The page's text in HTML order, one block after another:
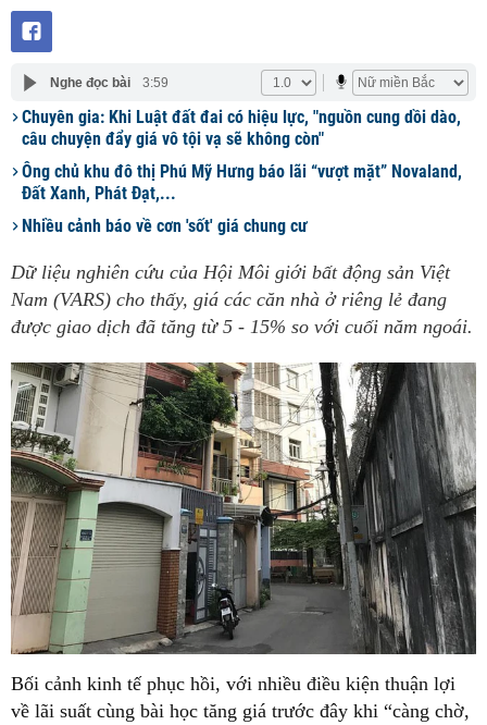
Nghe đọc bài 3:59
Chuyên gia: Khi Luật đất đai có hiệu lực, "nguồn cung dồi dào,
câu chuyện đẩy giá vô tội vạ sẽ không còn"
Ông chủ khu đô thị Phú Mỹ Hưng báo lãi “vượt mặt” Novaland,
Đất Xanh, Phát Đạt,...
Nhiều cảnh báo về cơn 'sốt' giá chung cư
Dữ liệu nghiên cứu của Hội Môi giới bất động sản Việt
Nam (VARS) cho thấy, giá các căn nhà ở riêng lẻ đang
được giao dịch đã tăng từ 5 - 15% so với cuối năm ngoái.
Bối cảnh kinh tế phục hồi, với nhiều điều kiện thuận lợi
về lãi suất cùng bài học tăng giá trước đây khi “càng chờ,